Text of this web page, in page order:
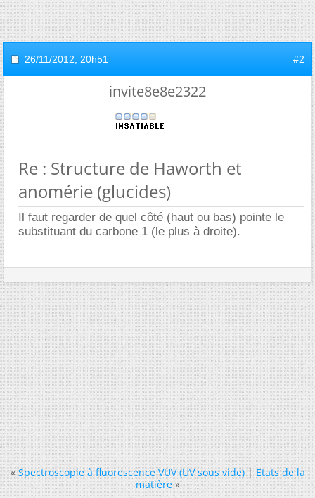
26/11/2012, 20h51 #2
invite8e8e2322
Re : Structure de Haworth et
anomérie (glucides)
Il faut regarder de quel côté (haut ou bas) pointe le
substituant du carbone 1 (le plus à droite).
« Spectroscopie à fluorescence VUV (UV sous vide)|Etats de la
matière »